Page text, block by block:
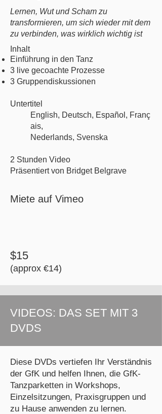
Lernen, Wut und Scham zu
transformieren, um sich wieder mit dem
zu verbinden, was wirklich wichtig ist
Inhalt
Einführung in den Tanz
3 live gecoachte Prozesse
3 Gruppendiskussionen
Untertitel
English, Deutsch, Español, Franç
ais,
Nederlands, Svenska
2 Stunden Video
Präsentiert von Bridget Belgrave
Miete auf Vimeo
$15
​(approx €14)
VIDEOS: DAS SET MIT 3
DVDS
Diese DVDs vertiefen Ihr Verständnis
der GfK und helfen Ihnen, die GfK-
Tanzparketten in Workshops,
Einzelsitzungen, Praxisgruppen und
zu Hause anwenden zu lernen.